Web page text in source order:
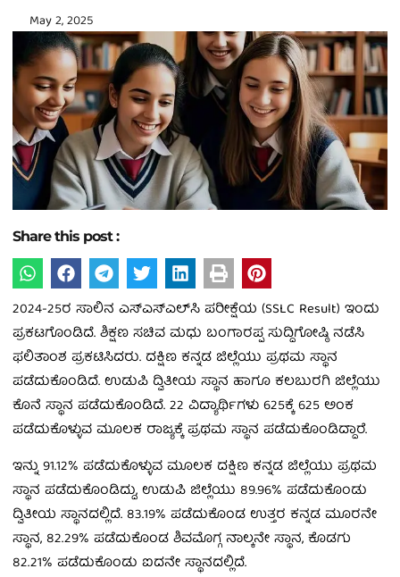
May 2, 2025
Share this post :
2024-25ರ ಸಾಲಿನ ಎಸ್‌ಎಸ್‌ಎಲ್‌ಸಿ ಪರೀಕ್ಷೆಯ (SSLC Result) ಇಂದು
ಪ್ರಕಟಗೊಂಡಿದೆ. ಶಿಕ್ಷಣ ಸಚಿವ ಮಧು ಬಂಗಾರಪ್ಪ ಸುದ್ದಿಗೋಷ್ಠಿ ನಡೆಸಿ
ಫಲಿತಾಂಶ ಪ್ರಕಟಿಸಿದರು. ದಕ್ಷಿಣ ಕನ್ನಡ ಜಿಲ್ಲೆಯು ಪ್ರಥಮ ಸ್ಥಾನ
ಪಡೆದುಕೊಂಡಿದೆ. ಉಡುಪಿ ದ್ವಿತೀಯ ಸ್ಥಾನ ಹಾಗೂ ಕಲಬುರಗಿ ಜಿಲ್ಲೆಯು
ಕೊನೆ ಸ್ಥಾನ ಪಡೆದುಕೊಂಡಿದೆ. 22 ವಿದ್ಯಾರ್ಥಿಗಳು 625ಕ್ಕೆ 625 ಅಂಕ
ಪಡೆದುಕೊಳ್ಳುವ ಮೂಲಕ ರಾಜ್ಯಕ್ಕೆ ಪ್ರಥಮ ಸ್ಥಾನ ಪಡೆದುಕೊಂಡಿದ್ದಾರೆ.
ಇನ್ನು 91.12% ಪಡೆದುಕೊಳ್ಳುವ ಮೂಲಕ ದಕ್ಷಿಣ ಕನ್ನಡ ಜಿಲ್ಲೆಯು ಪ್ರಥಮ
ಸ್ಥಾನ ಪಡೆದುಕೊಂಡಿದ್ದು, ಉಡುಪಿ ಜಿಲ್ಲೆಯು 89.96% ಪಡೆದುಕೊಂಡು
ದ್ವಿತೀಯ ಸ್ಥಾನದಲ್ಲಿದೆ. 83.19% ಪಡೆದುಕೊಂಡ ಉತ್ತರ ಕನ್ನಡ ಮೂರನೇ
ಸ್ಥಾನ, 82.29% ಪಡೆದುಕೊಂಡ ಶಿವಮೊಗ್ಗ ನಾಲ್ಕನೇ ಸ್ಥಾನ, ಕೊಡಗು
82.21% ಪಡೆದುಕೊಂಡು ಐದನೇ ಸ್ಥಾನದಲ್ಲಿದೆ.